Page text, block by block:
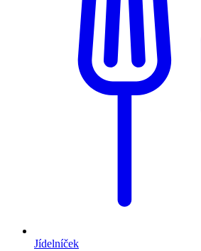
Jídelníček